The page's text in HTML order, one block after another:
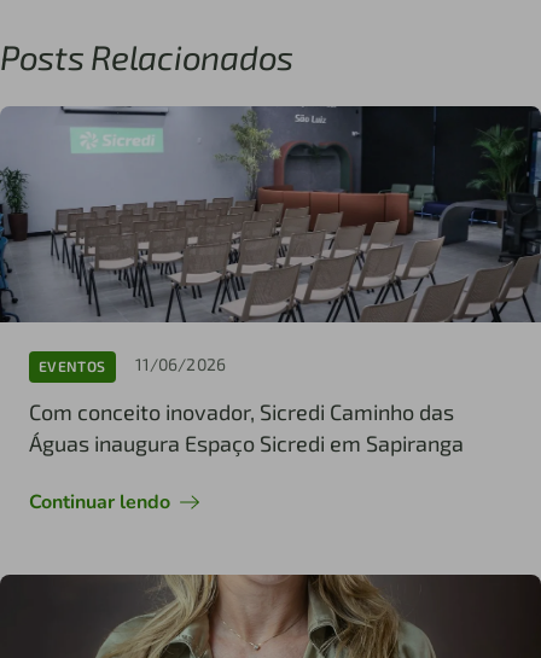
Posts Relacionados
EVENTOS 11/06/2026
Com conceito inovador, Sicredi Caminho das
Águas inaugura Espaço Sicredi em Sapiranga
Continuar lendo